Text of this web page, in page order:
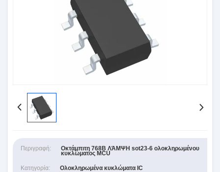
Περιγραφή: Οκτάμπιτη 768B ΛΆΜΨΗ sot23-6 ολοκληρωμένου
κυκλώματος MCU
Κατηγορία: Ολοκληρωμένα κυκλώματα IC